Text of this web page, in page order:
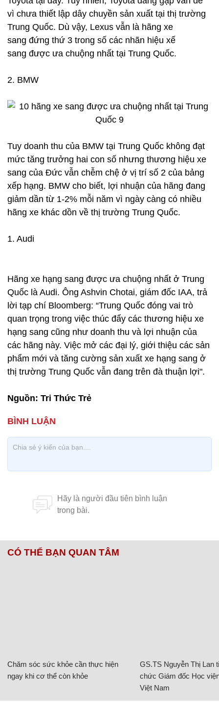
vì chưa thiết lập dây chuyền sản xuất tại thị trường
Trung Quốc. Dù vậy, Lexus vẫn là hãng xe
sang đứng thứ 3 trong số các nhãn hiệu xế
sang được ưa chuộng nhất tại Trung Quốc.
2. BMW
Tuy doanh thu của BMW tại Trung Quốc không đạt
mức tăng trưởng hai con số nhưng thương hiệu xe
sang của Đức vẫn chễm chệ ở vị trí số 2 của bảng
xếp hạng. BMW cho biết, lợi nhuận của hãng đang
giảm dần từ 1-2% mỗi năm vì ngày càng có nhiều
hãng xe khác dồn về thị trường Trung Quốc.
1. Audi
Hãng xe hạng sang được ưa chuộng nhất ở Trung
Quốc là Audi. Ông Ashvin Chotai, giám đốc IAA, trả
lời tạp chí Bloomberg: “Trung Quốc đóng vai trò
quan trọng trong việc thúc đẩy các thương hiệu xe
hạng sang cũng như doanh thu và lợi nhuận của
các hãng này. Việc mở các đại lý, giới thiệu các sản
phẩm mới và tăng cường sản xuất xe hạng sang ở
thị trường Trung Quốc vẫn đang trên đà thuận lợi".
Nguồn: Tri Thức Trẻ
CÓ THỂ BẠN QUAN TÂM
Chăm sóc sức khỏe cần thực hiện
ngay khi cơ thể còn khỏe
GS.TS Nguyễn Thị Lan
chức Giám đốc Học
Việt Nam